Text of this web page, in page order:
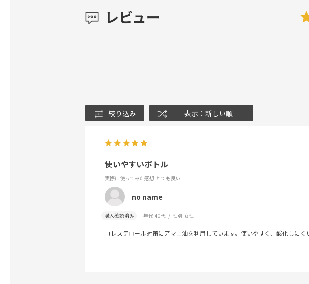
レビュー
絞り込み 表示：新しい順
使いやすいボトル
実際に使ってみた感想:とても良い
no name
購入確認済み 年代:40代 性別:女性
コレステロール対策にアマニ油を利用しています。使いやすく、酸化しに